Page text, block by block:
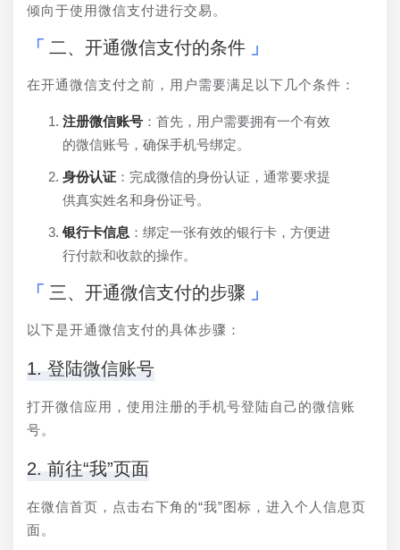
倾向于使用微信支付进行交易。
二、开通微信支付的条件
在开通微信支付之前，用户需要满足以下几个条件：
注册微信账号 ：首先，用户需要拥有一个有效
的微信账号，确保手机号绑定。
身份认证 ：完成微信的身份认证，通常要求提
供真实姓名和身份证号。
银行卡信息 ：绑定一张有效的银行卡，方便进
行付款和收款的操作。
三、开通微信支付的步骤
以下是开通微信支付的具体步骤：
1. 登陆微信账号
打开微信应用，使用注册的手机号登陆自己的微信账
号。
2. 前往“我”页面
在微信首页，点击右下角的“我”图标，进入个人信息页
面。